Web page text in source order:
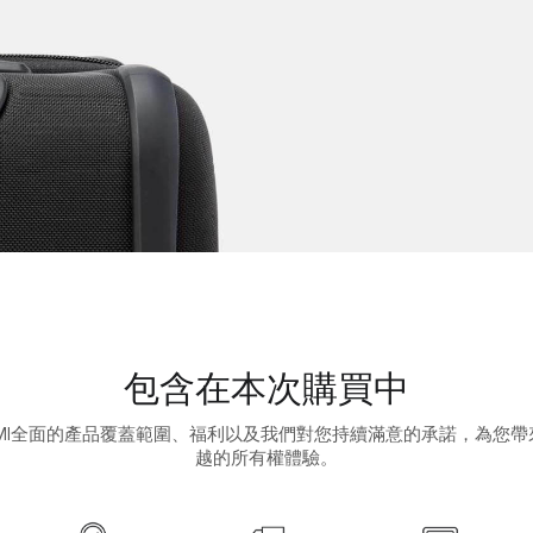
包含在本次購買中
全面的產品覆蓋範圍、福利以及我們對您持續滿意的承諾，為您帶
越的所有權體驗。